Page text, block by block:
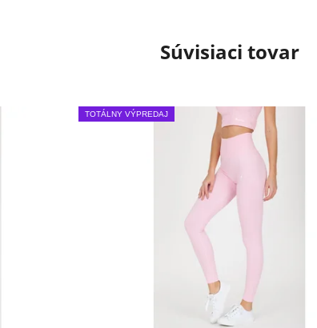
Súvisiaci tovar
TOTÁLNY VÝPREDAJ